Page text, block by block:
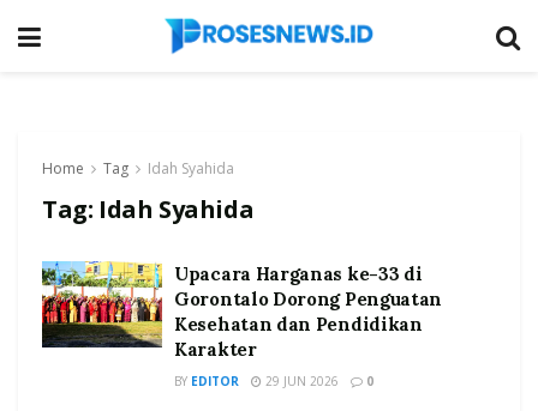
Home Tag Idah Syahida
Tag: Idah Syahida
Upacara Harganas ke-33 di
Gorontalo Dorong Penguatan
Kesehatan dan Pendidikan
Karakter
BY EDITOR 29 JUN 2026 0